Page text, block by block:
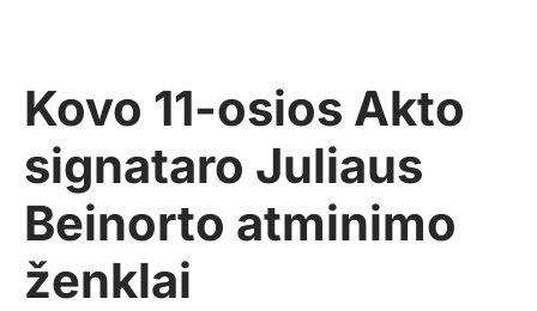
Kovo 11-osios Akto
signataro Juliaus
Beinorto atminimo
ženklai